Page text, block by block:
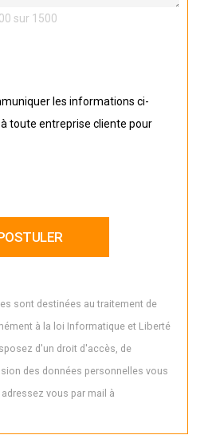
sur 1500
les informations ci-
toute entreprise cliente pour
sont destinées au traitement de
à la loi Informatique et Liberté
d'un droit d'accès, de
des données personnelles vous
vous par mail à